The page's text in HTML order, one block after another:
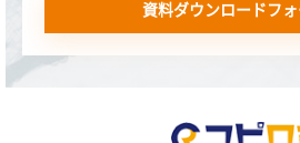
資料ダウンロードフォ